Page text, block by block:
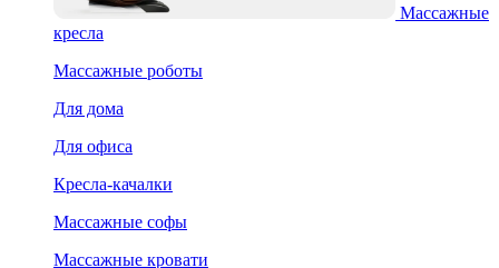
Массажные
кресла
Массажные роботы
Для дома
Для офиса
Кресла-качалки
Массажные софы
Массажные кровати